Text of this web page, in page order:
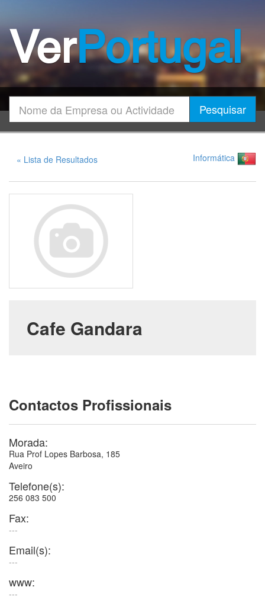
VerPortugal
Pesquisar
« Lista de Resultados Informática
Cafe Gandara
Contactos Profissionais
Morada:
Rua Prof Lopes Barbosa, 185
Aveiro
Telefone(s):
256 083 500
Fax:
---
Email(s):
---
www:
---